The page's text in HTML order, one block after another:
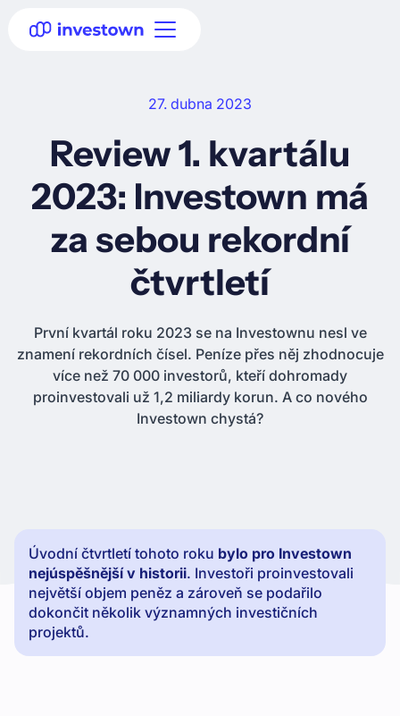
27. dubna 2023
Review 1. kvartálu
2023: Investown má
za sebou rekordní
čtvrtletí
První kvartál roku 2023 se na Investownu nesl ve
znamení rekordních čísel. Peníze přes něj zhodnocuje
více než 70 000 investorů, kteří dohromady
proinvestovali už 1,2 miliardy korun. A co nového
Investown chystá?
Úvodní čtvrtletí tohoto roku bylo pro Investown
nejúspěšnější v historii. Investoři proinvestovali
největší objem peněz a zároveň se podařilo
dokončit několik významných investičních
projektů.